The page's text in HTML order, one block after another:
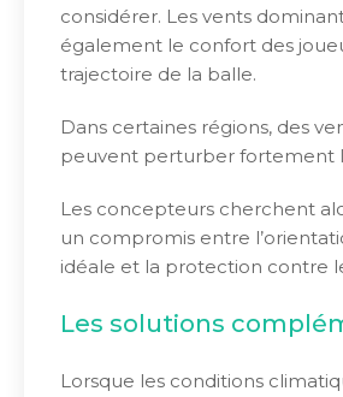
considérer. Les vents
également le confort des
trajectoire de la balle.
Dans certaines régions, des
peuvent perturber fortement
Les concepteurs cherchent
un compromis entre
idéale et la protection contre
Les solutions
Lorsque les conditions